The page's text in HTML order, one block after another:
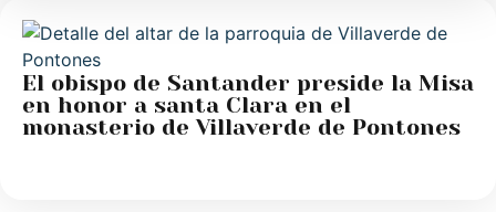
El obispo de Santander preside la Misa
en honor a santa Clara en el
monasterio de Villaverde de Pontones